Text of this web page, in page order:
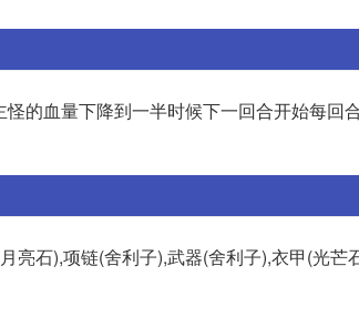
的血量下降到一半时候下一回合开始每回
亮石),项链(舍利子),武器(舍利子),衣甲(光芒